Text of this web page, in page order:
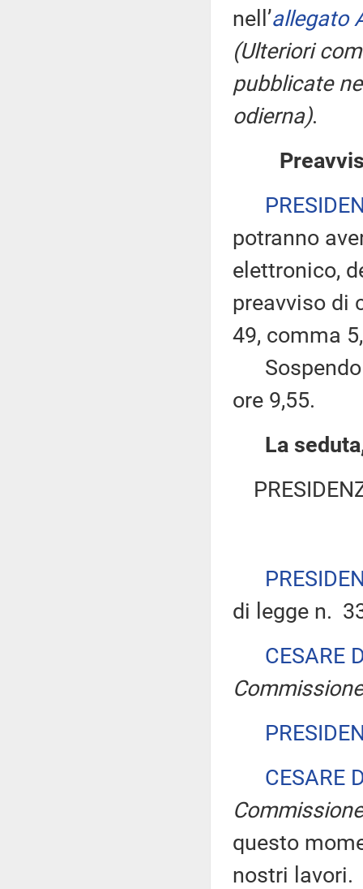
nell’allegato
(Ulteriori
pubblicate
odierna).
potranno
elettronico,
preavviso di
49, comma
Sospendo
ore 9,55.
La
di legge n.
CESARE
Commissione
CESARE
Commissione
questo
nostri lavori.